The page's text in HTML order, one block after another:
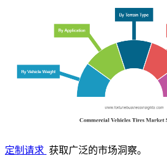
定制请求 获取广泛的市场洞察。